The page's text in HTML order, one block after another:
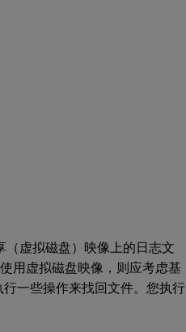
虚拟磁盘）映像上的日志文
用虚拟磁盘映像，则应考虑基
一些操作来找回文件。您执行